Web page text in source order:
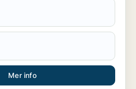
Mer info